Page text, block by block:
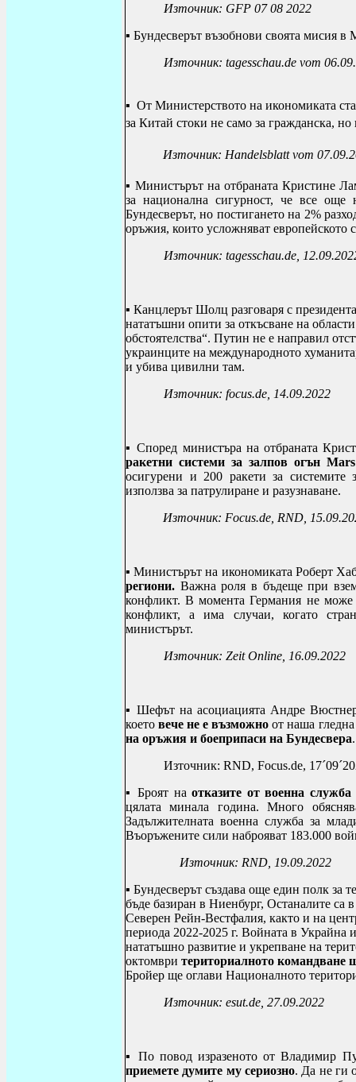
Източник: GFP 07 08 2022
▪ Бундесверът възобнови своята мисия
Източник: tagesschau.de vom
▪ От Министерството на икономиката
за Китай стоки не само за гражданска,
Източник: Handelsblatt vom
▪ Министърът на отбраната Кристине
за национална сигурност, че все още
Бундесверът, но постигането на 2%
оръжия, които усложняват европейското
Източник: tagesschau.de ,
▪ Канцлерът Шолц разговаря с
нататъшни опити за откъсване на
обстоятелства“. Путин не е направил
украинците на международното
и убива цивилни там.
Източник: focus.de, 14.09.2022
▪ Според министъра на отбраната
ракетни системи за залпов огън
осигурени и 200 ракети за
използва за патрулиране и разузнаване.
Източник: Focus.de, RND,
▪Министърът на икономиката Роберт
региони. Важна роля в бъдеще при
конфликт. В момента Германия не може
конфликт, а има случаи, когато
министърът.
Източник: Zeit Online, 16.09.2022
▪ Шефът на асоциацията Андре
коетовече не е възможно от наша
на оръжия и боеприпаси на Бундесвера.
Източник: RND, Focus.de,
▪ Броят наотказите от военна служба
цялата минала година. Много
Задължителната военна служба за
Въоръжените сили наброяват 183.000
Източник: RND , 19.09.2022
▪ Бундесверът създава още един полк
бъде базиран в Ниенбург, Останалите
Северен Рейн-Вестфалия, както и на
периода 2022-2025 г. Войната в Украйна
нататъшно развитие и укрепване на
октомври териториалното командване
Бройер ще оглави Националното
Източник: esut.de, 27.09.2022
▪ По повод изразеното от Владимир
приемете думите му сериозно. Да не ги